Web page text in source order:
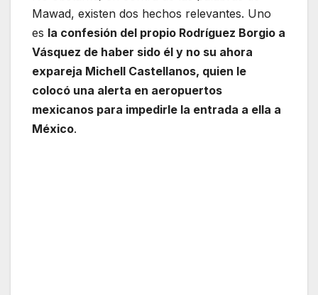
Mawad, existen dos hechos relevantes. Uno
es la confesión del propio Rodríguez Borgio a
Vásquez de haber sido él y no su ahora
expareja Michell Castellanos, quien le
colocó una alerta en aeropuertos
mexicanos para impedirle la entrada a ella a
México.